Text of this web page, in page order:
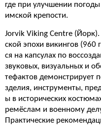
где при улучшении
имской крепости.
Jorvik Viking Centre
ской эпохи викингов
ся на капсулах по
звуковых, визуальных и
тефактов демонстрирует
зделия, инструменты,
ы в исторических
ремёслам и военному
Практические